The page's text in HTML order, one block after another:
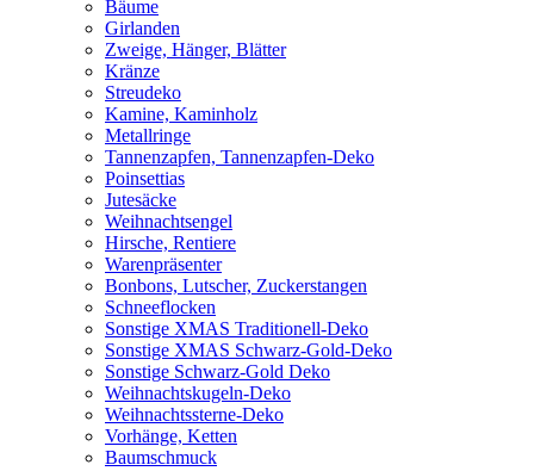
Bäume
Girlanden
Zweige, Hänger, Blätter
Kränze
Streudeko
Kamine, Kaminholz
Metallringe
Tannenzapfen, Tannenzapfen-Deko
Poinsettias
Jutesäcke
Weihnachtsengel
Hirsche, Rentiere
Warenpräsenter
Bonbons, Lutscher, Zuckerstangen
Schneeflocken
Sonstige XMAS Traditionell-Deko
Sonstige XMAS Schwarz-Gold-Deko
Sonstige Schwarz-Gold Deko
Weihnachtskugeln-Deko
Weihnachtssterne-Deko
Vorhänge, Ketten
Baumschmuck